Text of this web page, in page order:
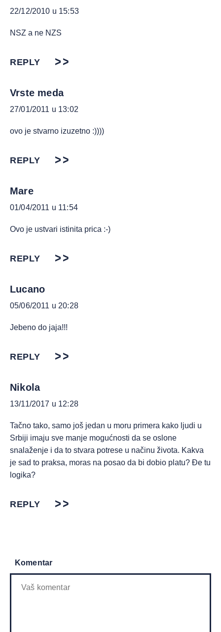
22/12/2010 u 15:53
NSZ a ne NZS
REPLY
Vrste meda
27/01/2011 u 13:02
ovo je stvarno izuzetno :))))
REPLY
Mare
01/04/2011 u 11:54
Ovo je ustvari istinita prica :-)
REPLY
Lucano
05/06/2011 u 20:28
Jebeno do jaja!!!
REPLY
Nikola
13/11/2017 u 12:28
Tačno tako, samo još jedan u moru primera kako ljudi u
Srbiji imaju sve manje mogućnosti da se oslone
snalaženje i da to stvara potrese u načinu života. Kakva
je sad to praksa, moras na posao da bi dobio platu? Đe tu
logika?
REPLY
Komentar